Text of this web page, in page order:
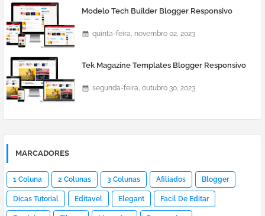
Modelo Tech Builder Blogger Responsivo
quinta-feira, novembro 02, 2023
Tek Magazine Templates Blogger Responsivo
segunda-feira, outubro 30, 2023
MARCADORES
1 Coluna 2 Colunas 3 Colunas Afiliados Blogger
Dicas Tutorial Editavel Elegant Facil De Editar